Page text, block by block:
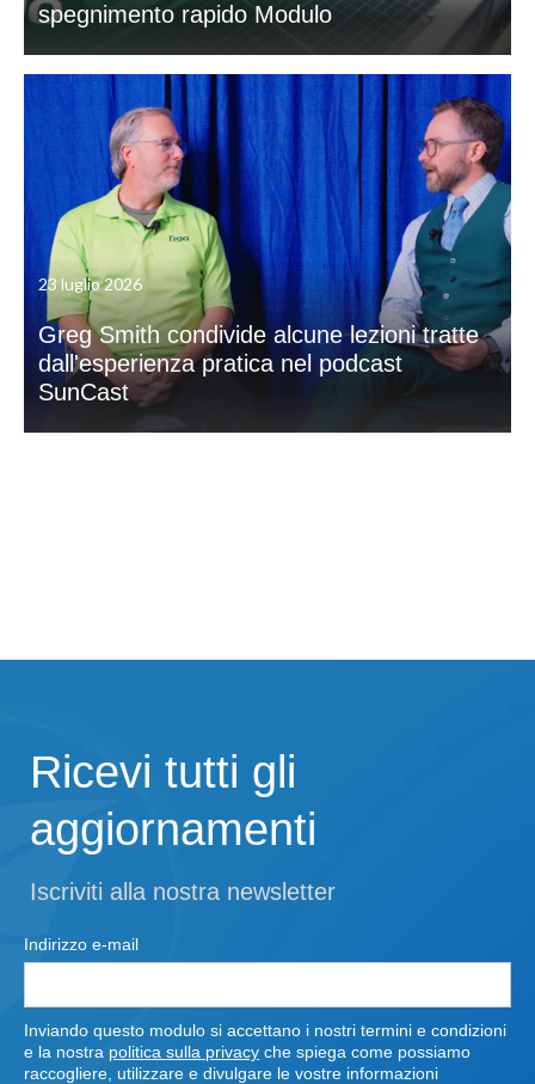
spegnimento rapido Modulo
23 luglio 2026
Greg Smith condivide alcune lezioni tratte
dall'esperienza pratica nel podcast
SunCast
Ricevi tutti gli
aggiornamenti
Iscriviti alla nostra newsletter
Indirizzo e-mail
Inviando questo modulo si accettano i nostri termini e condizioni
e la nostra politica sulla privacy che spiega come possiamo
raccogliere, utilizzare e divulgare le vostre informazioni